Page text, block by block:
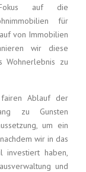
auf die
für
von Immobilien
wir diese
Wohnerlebnis zu
Ablauf der
zu Gunsten
um ein
wir in das
investiert haben,
und